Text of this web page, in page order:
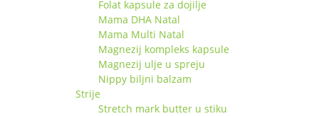
Folat kapsule za dojilje
Mama DHA Natal
Mama Multi Natal
Magnezij kompleks kapsule
Magnezij ulje u spreju
Nippy biljni balzam
Strije
Stretch mark butter u stiku